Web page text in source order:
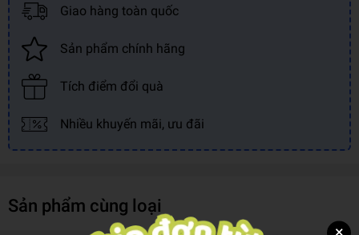
Giao hàng toàn quốc
Sản phẩm chính hãng
Tích điểm đổi quà
Nhiều khuyến mãi, ưu đãi
Sản phẩm cùng loại